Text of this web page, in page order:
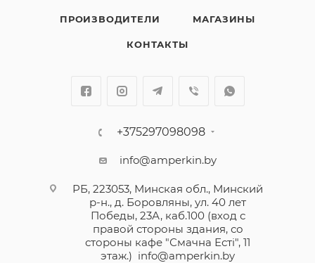
ПРОИЗВОДИТЕЛИ МАГАЗИНЫ
КОНТАКТЫ
+375297098098
info@amperkin.by
РБ, 223053, Минская обл., Минский
р-н., д. Боровляны, ул. 40 лет
Победы, 23А, каб.100 (вход с
правой стороны здания, со
стороны кафе "Смачна Естi", 11
этаж.) info@amperkin.by